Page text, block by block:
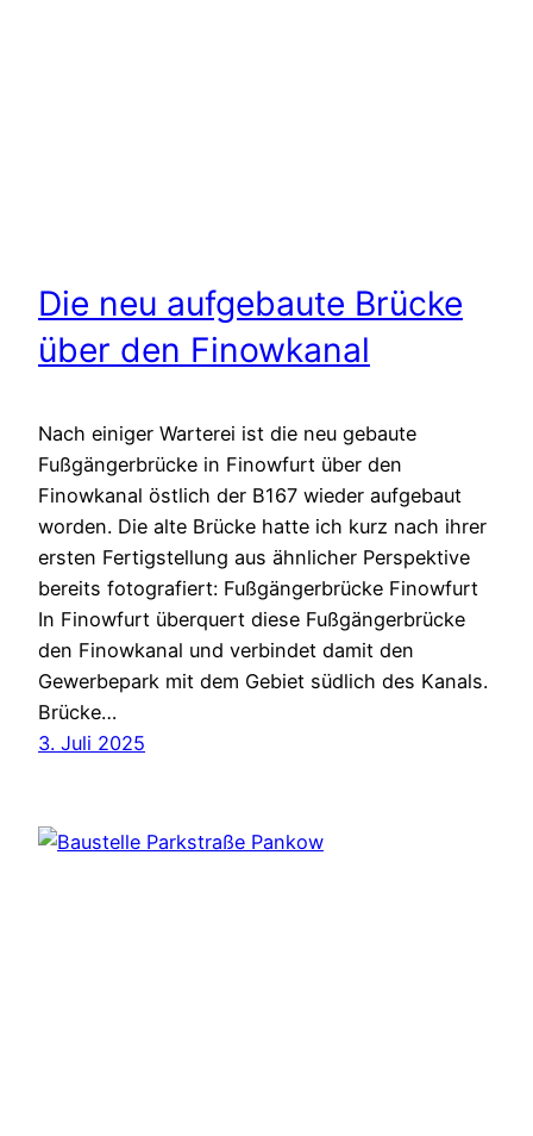
Die neu aufgebaute Brücke
über den Finowkanal
Nach einiger Warterei ist die neu gebaute
Fußgängerbrücke in Finowfurt über den
Finowkanal östlich der B167 wieder aufgebaut
worden. Die alte Brücke hatte ich kurz nach ihrer
ersten Fertigstellung aus ähnlicher Perspektive
bereits fotografiert: Fußgängerbrücke Finowfurt
In Finowfurt überquert diese Fußgängerbrücke
den Finowkanal und verbindet damit den
Gewerbepark mit dem Gebiet südlich des Kanals.
Brücke…
3. Juli 2025